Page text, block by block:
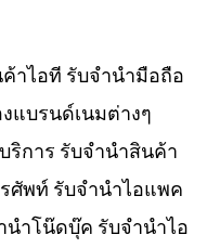
าไอที รับจำนำมือถือ
แบรนด์เนมต่างๆ
ริการ รับจำนำสินค้า
ศัพท์ รับจำนำไอแพค
นำโน๊ดบุ๊ค รับจำนำไอ